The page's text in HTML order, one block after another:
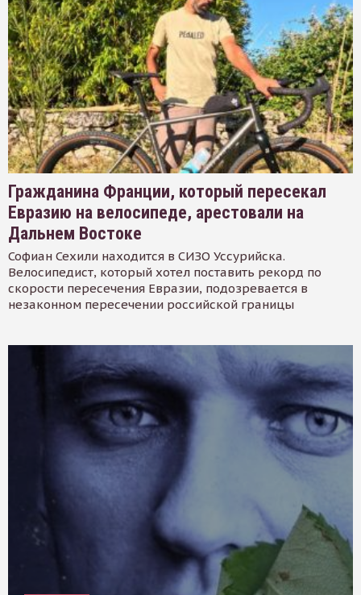
Гражданина Франции, который пересекал
Евразию на велосипеде, арестовали на
Дальнем Востоке
Софиан Сехили находится в СИЗО Уссурийска.
Велосипедист, который хотел поставить рекорд по
скорости пересечения Евразии, подозревается в
незаконном пересечении российской границы